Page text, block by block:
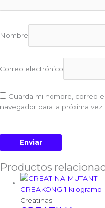
Nombre
Correo electrónico
Guarda mi nombre, correo
navegador para la próxima
Productos
Creatinas